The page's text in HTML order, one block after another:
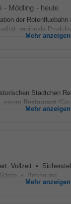
- Mödling - heute
der
regionale
Mehr anzeigen
Städtchen
einem Restaurant
Mehr anzeigen
Vollzeit •
• Betreuung...
Mehr anzeigen